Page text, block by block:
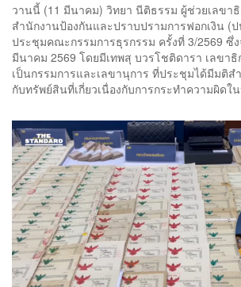
วานนี้ (11 มีนาคม) วิทยา นีติธรรม ผู้ช่วยเลขา
สำนักงานป้องกันและปราบปรามการฟอกเงิน (
ประชุมคณะกรรมการธุรกรรม ครั้งที่ 3/2569 ซึ่
มีนาคม 2569 โดยมีเทพสุ บวรโชติดารา เลขา
เป็นกรรมการและเลขานุการ ที่ประชุมได้มีมติส
กับทรัพย์สินที่เกี่ยวเนื่องกับการกระทำความผิดใ